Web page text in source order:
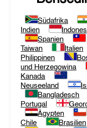
Südafrika
Indien
Spanien
Taiwan
Italien
Philippinen
und Herzegowina
Kanada
Neuseeland
Bangladesch
Portugal
Ägypten
Chile
Brasilien